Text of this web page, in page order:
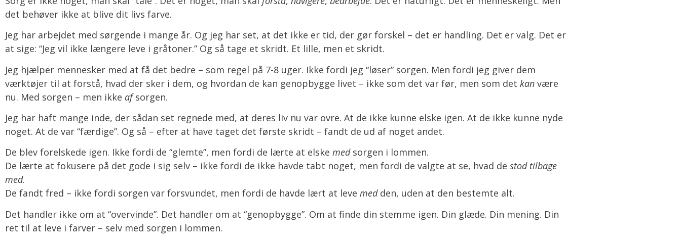
det behøver ikke at blive dit livs farve.
Jeg har arbejdet med sørgende i mange år. Og jeg har set, at det ikke er tid, der gør forskel – det er handling. Det er valg. Det er
at sige: “Jeg vil ikke længere leve i gråtoner.” Og så tage et skridt. Et lille, men et skridt.
Jeg hjælper mennesker med at få det bedre – som regel på 7-8 uger. Ikke fordi jeg “løser” sorgen. Men fordi jeg giver dem
værktøjer til at forstå, hvad der sker i dem, og hvordan de kan genopbygge livet – ikke som det var før, men som det kan være
nu. Med sorgen – men ikke afsorgen.
Jeg har haft mange inde, der sådan set regnede med, at deres liv nu var ovre. At de ikke kunne elske igen. At de ikke kunne nyde
noget. At de var “færdige”. Og så – efter at have taget det første skridt – fandt de ud af noget andet.
De blev forelskede igen. Ikke fordi de “glemte”, men fordi de lærte at elske medsorgen i lommen.
De lærte at fokusere på det gode i sig selv – ikke fordi de ikke havde tabt noget, men fordi de valgte at se, hvad de stod tilbage
med.
De fandt fred – ikke fordi sorgen var forsvundet, men fordi de havde lært at leve medden, uden at den bestemte alt.
Det handler ikke om at “overvinde”. Det handler om at “genopbygge”. Om at finde din stemme igen. Din glæde. Din mening. Din
ret til at leve i farver – selv med sorgen i lommen.